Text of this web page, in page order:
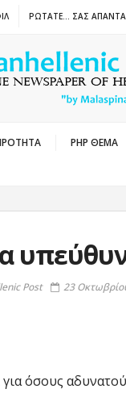
ΡΩΤΑΤΕ… ΣΑΣ
PHP ΘΕΜΑ
Post 23
για όσους